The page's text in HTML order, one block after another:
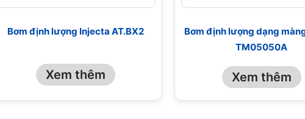
Bơm định lượng Injecta AT.BX2
Xem thêm
Bơm định lượng dạng
TM05050A
Xem thêm